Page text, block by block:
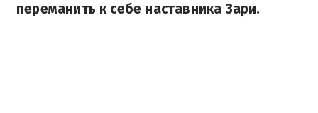
переманить к себе наставника Зари.